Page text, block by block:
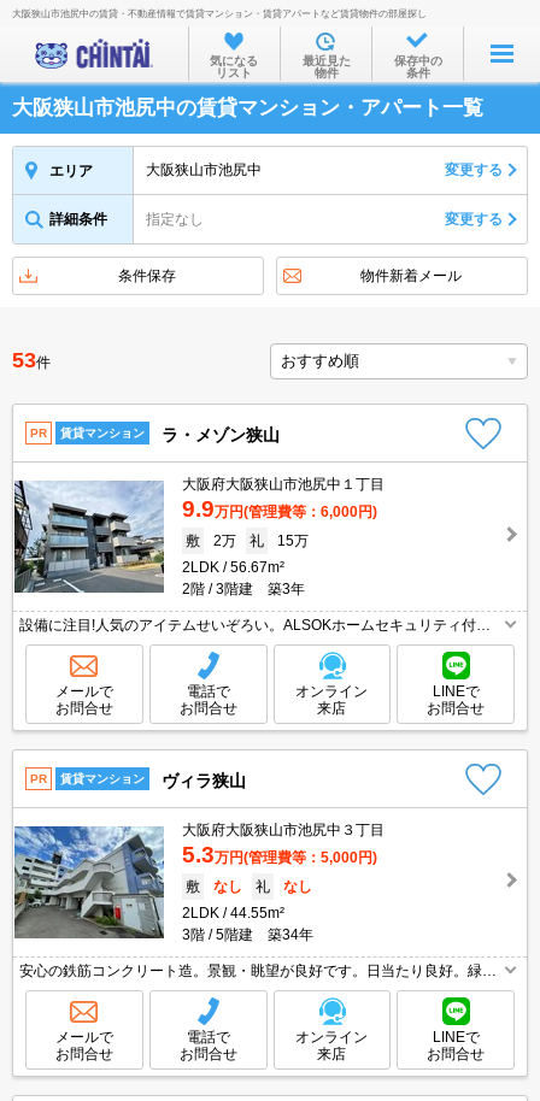
お部屋を探す
沿線・駅から
住所から
家賃相場から
物件特集から
不動産会社から
TOP
大阪狭山市池尻中の賃貸・不動産情報で賃貸マンション・賃貸アパートなど賃貸物件の部屋探し
気になる
リスト
最近見た
物件
保存中の
条件
大阪狭山市池尻中の賃貸マンション・アパート一覧
エリア 大阪狭山市池尻中 変更する
詳細条件 指定なし 変更する
条件保存 物件新着メール
53件
PR 賃貸マンション ラ・メゾン狭山
大阪府大阪狭山市池尻中１丁目
9.9万円(管理費等：6,000円)
敷
2万 礼
15万
2LDK
56.67m²
2階
3階建 築3年
設備に注目!人気のアイテムせいぞろい。ALSOKホームセキュリティ付で
安心。駅近くでラクラク便利。ウォークインクローゼット付で収納自慢で
す。大和ハウスのD-room賃貸。
メールで
お問合せ
電話で
お問合せ
オンライン
来店
LINEで
お問合せ
PR 賃貸マンション ヴィラ狭山
大阪府大阪狭山市池尻中３丁目
5.3万円(管理費等：5,000円)
敷
なし 礼
なし
2LDK
44.55m²
3階
5階建 築34年
安心の鉄筋コンクリート造。景観・眺望が良好です。日当たり良好。緑豊
かな環境。
メールで
お問合せ
電話で
お問合せ
オンライン
来店
LINEで
お問合せ